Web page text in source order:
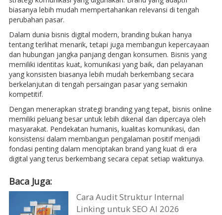
biasanya lebih mudah mempertahankan relevansi di tengah
perubahan pasar.
Dalam dunia bisnis digital modern, branding bukan hanya
tentang terlihat menarik, tetapi juga membangun kepercayaan
dan hubungan jangka panjang dengan konsumen. Bisnis yang
memiliki identitas kuat, komunikasi yang baik, dan pelayanan
yang konsisten biasanya lebih mudah berkembang secara
berkelanjutan di tengah persaingan pasar yang semakin
kompetitif.
Dengan menerapkan strategi branding yang tepat, bisnis online
memiliki peluang besar untuk lebih dikenal dan dipercaya oleh
masyarakat. Pendekatan humanis, kualitas komunikasi, dan
konsistensi dalam membangun pengalaman positif menjadi
fondasi penting dalam menciptakan brand yang kuat di era
digital yang terus berkembang secara cepat setiap waktunya.
Baca Juga:
Cara Audit Struktur Internal
Linking untuk SEO AI 2026